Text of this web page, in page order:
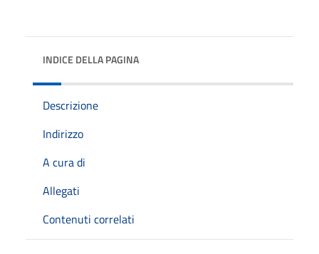
INDICE DELLA PAGINA
Descrizione
Indirizzo
A cura di
Allegati
Contenuti correlati